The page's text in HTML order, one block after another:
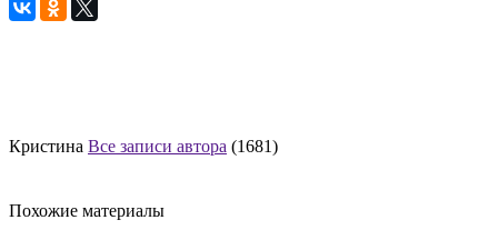
Кристина Все записи автора (1681)
Похожие материалы